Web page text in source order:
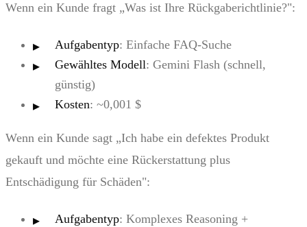
Wenn ein Kunde fragt „Was ist Ihre Rückgaberichtlinie?":
Aufgabentyp: Einfache FAQ-Suche
Gewähltes Modell: Gemini Flash (schnell,
günstig)
Kosten: ~0,001 $
Wenn ein Kunde sagt „Ich habe ein defektes Produkt
gekauft und möchte eine Rückerstattung plus
Entschädigung für Schäden":
Aufgabentyp: Komplexes Reasoning +